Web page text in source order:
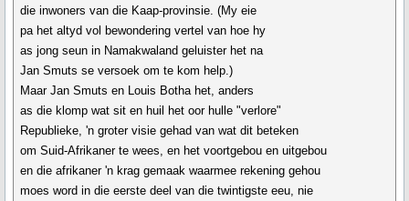
die inwoners van die Kaap-provinsie. (My eie
pa het altyd vol bewondering vertel van hoe hy
as jong seun in Namakwaland geluister het na
Jan Smuts se versoek om te kom help.)
Maar Jan Smuts en Louis Botha het, anders
as die klomp wat sit en huil het oor hulle "verlore"
Republieke, 'n groter visie gehad van wat dit beteken
om Suid-Afrikaner te wees, en het voortgebou en uitgebou
en die afrikaner 'n krag gemaak waarmee rekening gehou
moes word in die eerste deel van die twintigste eeu, nie